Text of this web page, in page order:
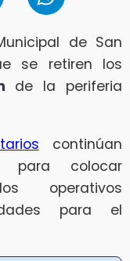
de San
se retiren los
de la periferia
continúan
para colocar
operativos
para el